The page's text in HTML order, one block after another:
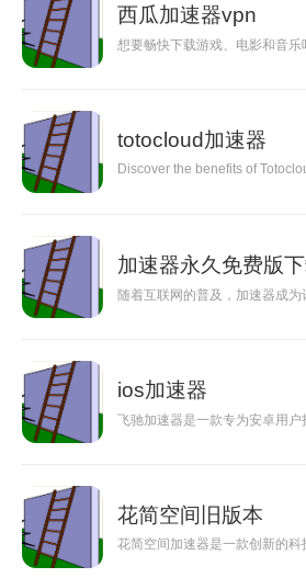
西瓜加速器vpn
想要畅快下载游戏、电影和音
totocloud加速器
Discover the benefits of
加速器永久免费版
随着互联网的普及，加速器成
ios加速器
飞驰加速器是一款专为安卓用
花简空间旧版本
花简空间加速器是一款创新的